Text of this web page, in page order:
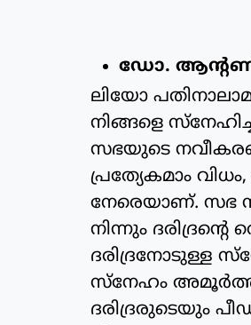
ഡോ.
ലിയോ
നിങ്ങളെ
സഭയുടെ
പ്രത്യേകമാം
നേരെയാണ്. സഭ
നിന്നും
ദരിദ്രനോടുള്ള
സ്‌നേഹം
ദരിദ്രരുടെയും